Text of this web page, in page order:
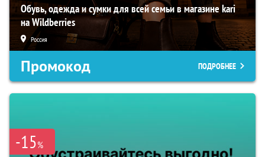
Обувь, одежда и сумки для всей семьи в магазине kari
на Wildberries
Россия
Промокод ПОДРОБНЕЕ
-15%